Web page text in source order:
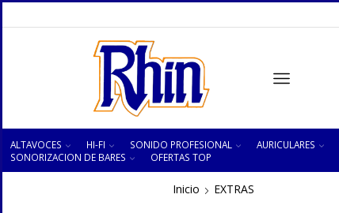
ALTAVOCES HI-FI SONIDO PROFESIONAL AURICULARES
SONORIZACION DE BARES
OFERTAS TOP
Inicio EXTRAS